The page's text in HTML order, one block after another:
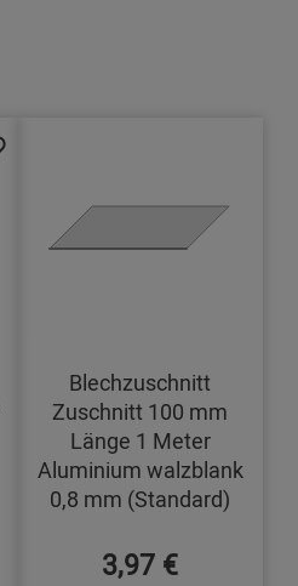
Blechzuschnitt
Zuschnitt 100 mm
Länge 1 Meter
Aluminium walzblank
0,8 mm (Standard)
3,97 €